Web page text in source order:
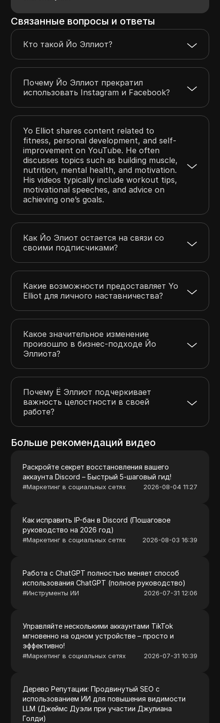
Связанные вопросы и ответы
Кто такой Йо Эллиот?
Почему Йо Эллиот прекратил
использовать Instagram и Facebook?
Yo Elliot shares content related to
fitness, personal development, and self-
improvement on YouTube. He often
discusses topics such as building muscle,
nutrition, mental health, and motivation.
His videos typically include workout tips,
motivational speeches, and advice on
achieving one’s goals.
Как Йо Элиот остается на связи со
своими подписчиками?
Какие возможности предоставляет Yo
Elliot для личного наставничества?
Какое значительное изменение
произошло в бизнес-подходе Йо
Эллиота?
Почему Ё Эллиот подчеркивает
важность целостности в своей
работе?
Больше рекомендаций видео
Раскройте секрет восстановления вашего
аккаунта Discord – Быстрый 5-шаговый гид!
#Маркетинг в социальных сетях 2026-08-04 11:27
Как исправить IP-бан в Discord (Пошаговое
руководство на 2026 год)
#Маркетинг в социальных сетях 2026-08-03 16:39
Работа с ChatGPT полностью меняет способ
использования ChatGPT (полное руководство)
#Инструменты ИИ 2026-07-31 12:06
Управляйте несколькими аккаунтами TikTok
мгновенно на одном устройстве – просто и
эффективно!
#Маркетинг в социальных сетях 2026-07-31 10:39
Дерево Репутации: Продвинутый SEO с
использованием ИИ для повышения видимости
LLM (Джеймс Дуэли при участии Джулиана
Голди)